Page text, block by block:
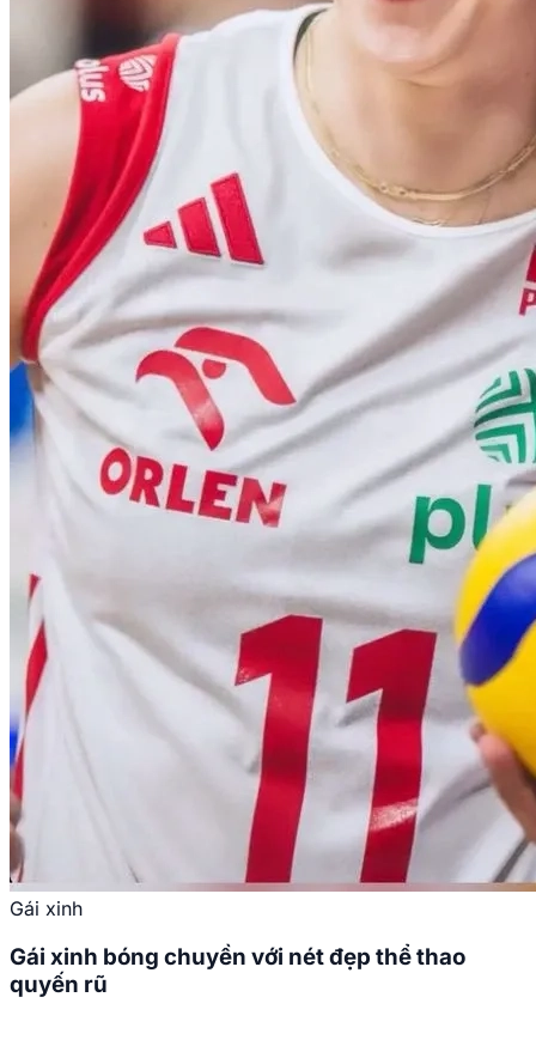
Gái xinh
Gái xinh bóng chuyền với nét đẹp thể thao
quyến rũ